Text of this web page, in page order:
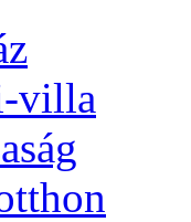
villa